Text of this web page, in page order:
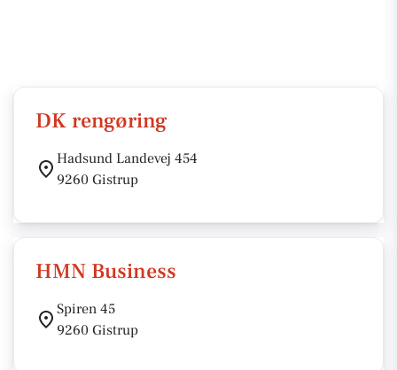
DK rengøring
Hadsund Landevej 454
9260 Gistrup
HMN Business
Spiren 45
9260 Gistrup